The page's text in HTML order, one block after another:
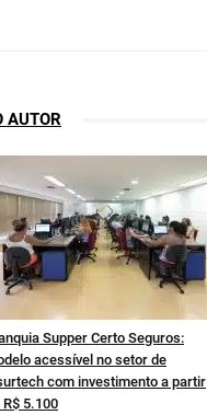
AUTOR
Supper Certo Seguros:
acessível no setor de
com investimento a partir
R$ 5.100